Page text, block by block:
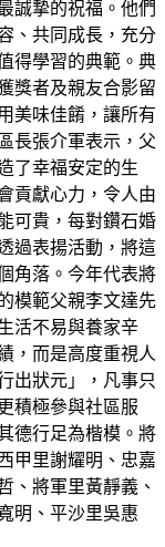
誠摯的祝福。他們
、共同成長，充分
得學習的典範。典
獎者及親友合影留
美味佳餚，讓所有
長張介軍表示，父
了幸福安定的生
貢獻心力，令人由
可貴，每對鑽石婚
過表揚活動，將這
角落。今年代表將
模範父親李文達先
活不易與養家辛
，而是高度重視人
出狀元」，凡事只
積極參與社區服
德行足為楷模。將
甲里謝耀明、忠嘉
、將軍里黃靜義、
明、平沙里吳惠